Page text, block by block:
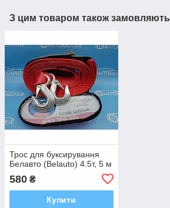
З цим товаром також замовляють
Трос для буксирування
Белавто (Belauto) 4.5т, 5 м
580 ₴
Купити